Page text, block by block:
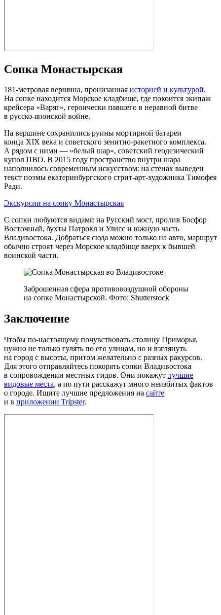
Сопка Монастырская
181‑метровая вершина, пронизанная историей и культурой.
На сопке находится Морское кладбище, где покоится экипаж
крейсера «Варяг», героически павшего в неравной битве
в русско‑японской войне.
На вершине сохранились руины мортирной батареи
конца XIX века и советского зенитно‑ракетного комплекса.
А рядом с ними — «белый шар», советский геодезический
купол ПВО. В 2015 году пространство внутри шара
наполнилось современным искусством: на стенах выведен
текст поэмы екатеринбургского стрит‑арт-художника Тимофея
Ради.
Экскурсии на сопку Монастырская
С сопки любуются видами на Русский мост, пролив Босфор
Восточный, бухты Патрокл и Улисс и южную часть
Владивостока. Добраться сюда можно только на авто, маршрут
обычно строят через Морское кладбище вверх к бывшей
воинской части.
Заброшенная сфера противовоздушной обороны
на сопке Монастырской. Фото: Shutterstock
Заключение
Чтобы по‑настоящему почувствовать столицу Приморья,
нужно не только гулять по его улицам, но и взглянуть
на город с высоты, притом желательно с разных ракурсов.
Для этого отправляйтесь покорять сопки Владивостока
в сопровождении местных гидов. Они покажут лучшие
видовые места, а по пути расскажут много неизбитых фактов
о городе. Ищите лучшие предложения на сайте
и в приложении Tripster.